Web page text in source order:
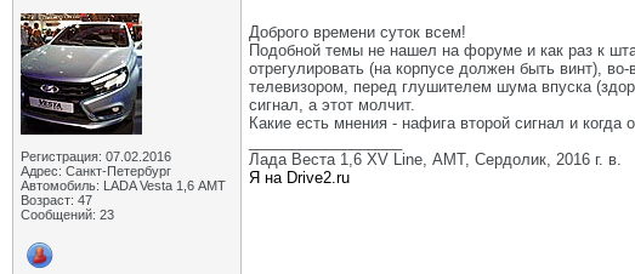
Регистрация: 07.02.2016
Адрес: Санкт-Петербург
Автомобиль: LADA Vesta 1,6 АМТ
Возраст: 47
Сообщений: 23
Доброго времени суток всем!
Подобной темы не нашел на форуме и как раз к
отрегулировать (на корпусе должен быть винт),
телевизором, перед глушителем шума впуска
сигнал, а этот молчит.
Какие есть мнения - нафига второй сигнал и когда
Лада Веста 1,6 XV Line, АМТ, Сердолик, 2016 г. в.
Я на Drive2.ru